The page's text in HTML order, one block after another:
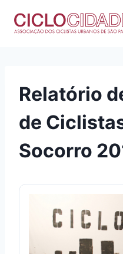
para
Relatório
de
Socorro